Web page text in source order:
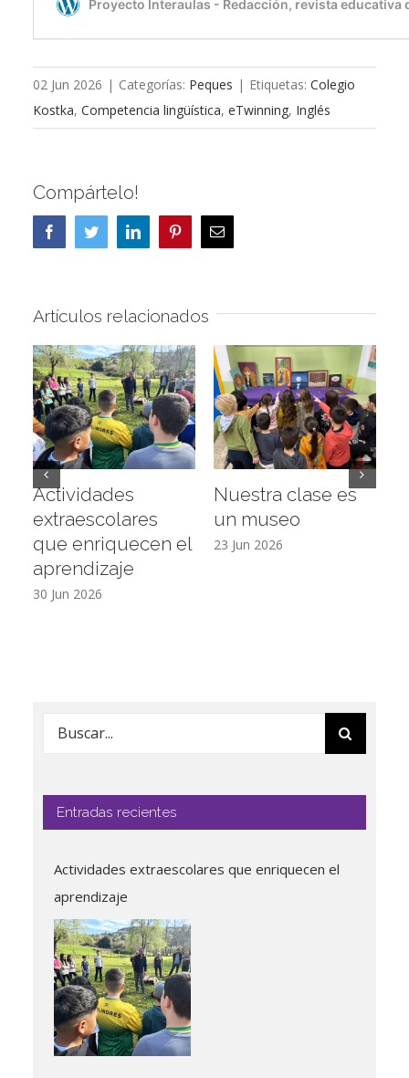
02 Jun 2026 | Categorías: Peques | Etiquetas: Colegio
Kostka, Competencia lingüística, eTwinning, Inglés
Compártelo!
FacebookTwitterLinkedInPinterestCorreo
electrónico
Artículos relacionados
Actividades
extraescolares
que enriquecen el
aprendizaje
30 Jun 2026
Nuestra clase es
un museo
23 Jun 2026
Buscar:
Entradas recientes
Actividades extraescolares que enriquecen el
aprendizaje